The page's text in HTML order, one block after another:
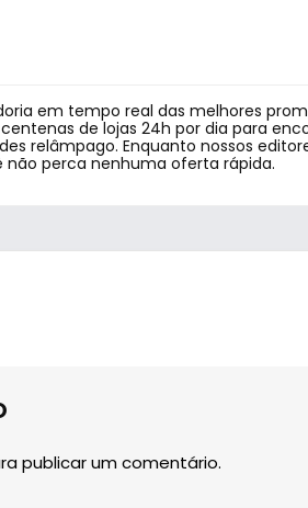
em tempo real das melhores
de lojas 24h por dia para
relâmpago. Enquanto nossos
perca nenhuma oferta rápida.
publicar um comentário.